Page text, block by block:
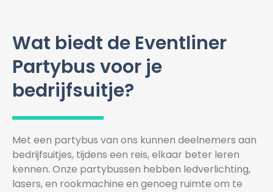
Wat biedt de Eventliner
Partybus voor je
bedrijfsuitje?
Met een partybus van ons kunnen deelnemers aan
bedrijfsuitjes, tijdens een reis, elkaar beter leren
kennen. Onze partybussen hebben ledverlichting,
lasers, en rookmachine en genoeg ruimte om te